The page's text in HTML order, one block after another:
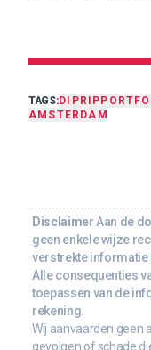
TAGS:DIPRIP
AMSTERDAM
Disclaimer Aan de
geen enkele wijze
verstrekte informatie
Alle consequenties
toepassen van de
rekening.
Wij aanvaarden geen
gevolgen of schade